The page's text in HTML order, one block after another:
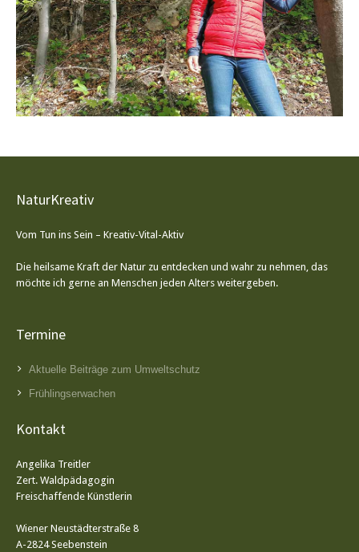
NaturKreativ
Vom Tun ins Sein – Kreativ-Vital-Aktiv
Die heilsame Kraft der Natur zu entdecken und wahr zu nehmen, das
möchte ich gerne an Menschen jeden Alters weitergeben.
Termine
Aktuelle Beiträge zum Umweltschutz
Frühlingserwachen
Kontakt
Angelika Treitler
Zert. Waldpädagogin
Freischaffende Künstlerin
Wiener Neustädterstraße 8
A-2824 Seebenstein